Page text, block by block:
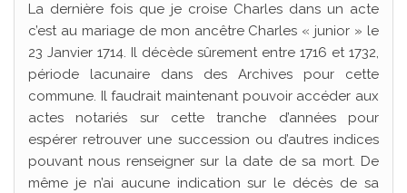
La dernière fois que je croise Charles dans un acte
c’est au mariage de mon ancêtre Charles « junior » le
23 Janvier 1714. Il décède sûrement entre 1716 et 1732,
période lacunaire dans des Archives pour cette
commune. Il faudrait maintenant pouvoir accéder aux
actes notariés sur cette tranche d’années pour
espérer retrouver une succession ou d’autres indices
pouvant nous renseigner sur la date de sa mort. De
même je n’ai aucune indication sur le décès de sa